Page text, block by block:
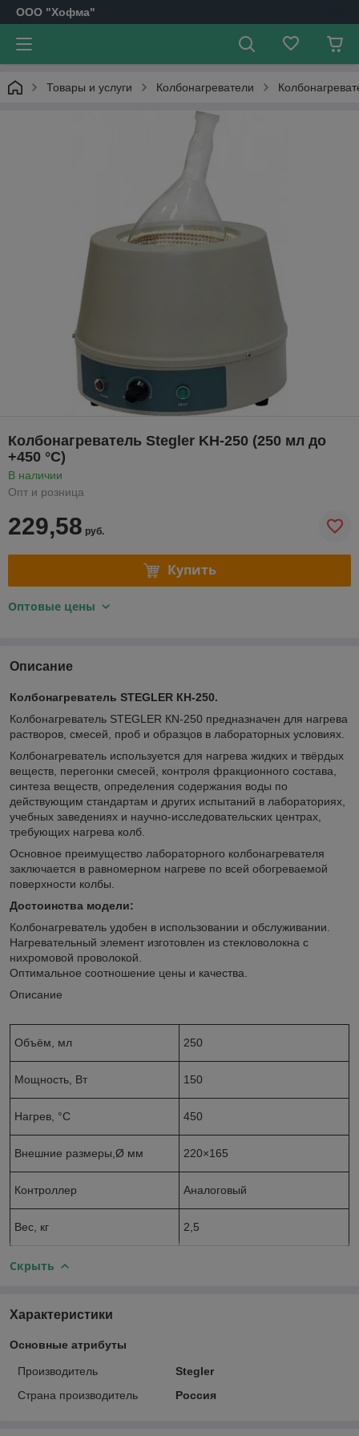
OOO "Хофма"
Товары и услуги Колбонагреватели
Колбонагреватель Stegler KН-250 (250 мл до
+450 °C)
В наличии
Опт и розница
229,58 руб.
Купить
Оптовые цены
Описание
Колбонагреватель STEGLER КН-250.
Колбонагреватель STEGLER КN-250 предназначен для нагрева
растворов, смесей, проб и образцов в лабораторных условиях.
Колбонагреватель используется для нагрева жидких и твёрдых
веществ, перегонки смесей, контроля фракционного состава,
синтеза веществ, определения содержания воды по
действующим стандартам и других испытаний в лабораториях,
учебных заведениях и научно-исследовательских центрах,
требующих нагрева колб.
Основное преимущество лабораторного колбонагревателя
заключается в равномерном нагреве по всей обогреваемой
поверхности колбы.
Достоинства модели:
Колбонагреватель удобен в использовании и обслуживании.
Нагревательный элемент изготовлен из стекловолокна с
нихромовой проволокой.
Оптимальное соотношение цены и качества.
Описание
Объём, мл 250
Мощность, Вт 150
Нагрев, °С 450
Внешние размеры,Ø мм 220×165
Контроллер Аналоговый
Вес, кг 2,5
Скрыть
Характеристики
Основные атрибуты
Производитель
Stegler
Страна производитель
Россия